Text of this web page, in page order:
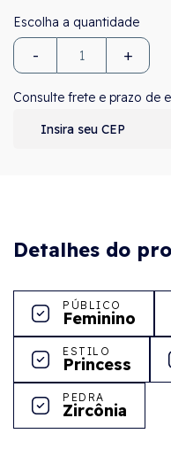
- +
Consulte frete e prazo de
Detalhes do
PÚBLICO
Feminino
ESTILO
Princess
PEDRA
Zircônia